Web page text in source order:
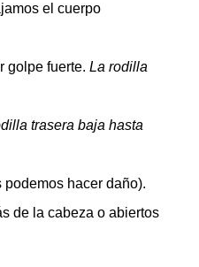
el cuerpo
golpe fuerte. La rodilla
trasera baja hasta
hacer daño).
de la cabeza o abiertos